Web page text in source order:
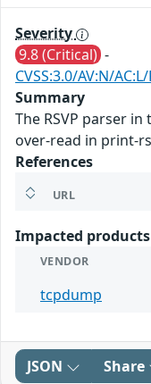
Severity
9.8 (Critical) -
CVSS:3.0/AV:N/
Summary
The RSVP parser
over-read in print-
References
URL
Impacted products
VENDOR
tcpdump
JSON Share